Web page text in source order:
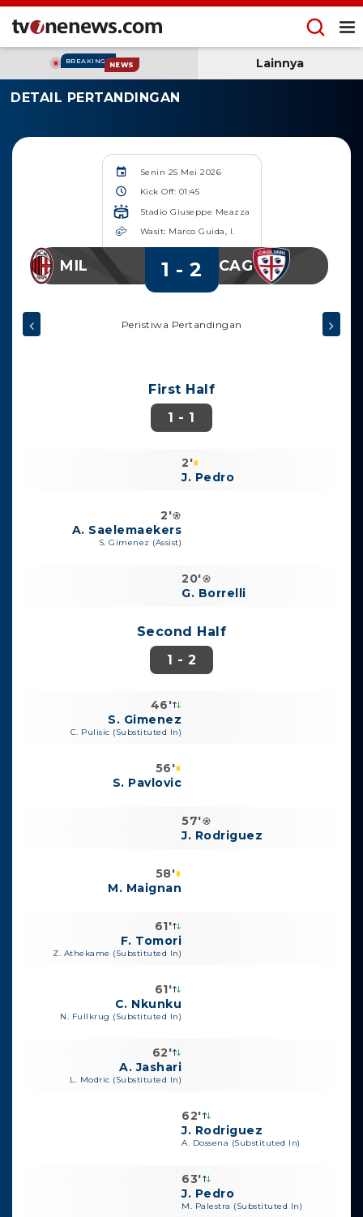
BREAKING NEWS Lainnya
DETAIL PERTANDINGAN
Senin 25 Mei 2026
Kick Off: 01:45
Stadio Giuseppe Meazza
Wasit: Marco Guida, I.
MIL 1 - 2 CAG
Peristiwa Pertandingan
First Half
1 - 1
2'
J. Pedro
2'
A. Saelemaekers
S. Gimenez (Assist)
20'
G. Borrelli
Second Half
1 - 2
46'
S. Gimenez
C. Pulisic (Substituted In)
56'
S. Pavlovic
57'
J. Rodriguez
58'
M. Maignan
61'
F. Tomori
Z. Athekame (Substituted In)
61'
C. Nkunku
N. Fullkrug (Substituted In)
62'
A. Jashari
L. Modric (Substituted In)
62'
J. Rodriguez
A. Dossena (Substituted In)
63'
J. Pedro
M. Palestra (Substituted In)